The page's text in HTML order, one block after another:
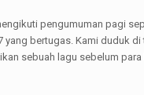
pengumuman pagi
bertugas. Kami duduk
sebuah lagu sebelum